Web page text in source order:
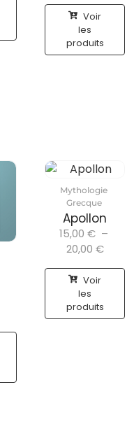
Voir
les
produits
Mythologie
Grecque
Apollon
15,00 € –
20,00 €
Voir
les
produits